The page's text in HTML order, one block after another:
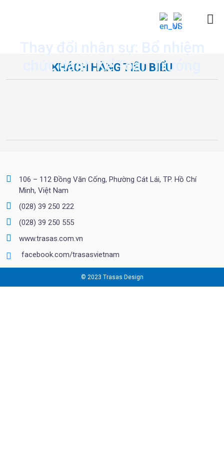
Thay đổi nhân sự: Bổ nhiệm
chức danh Kế Toán Trưởng
KHÁCH HÀNG TIÊU BIỂU
106 – 112 Đồng Văn Cống, Phường Cát Lái, TP. Hồ Chí
Minh, Việt Nam
(028) 39 250 222
(028) 39 250 555
www.trasas.com.vn
facebook.com/trasasvietnam
© 2023 Trasas Design